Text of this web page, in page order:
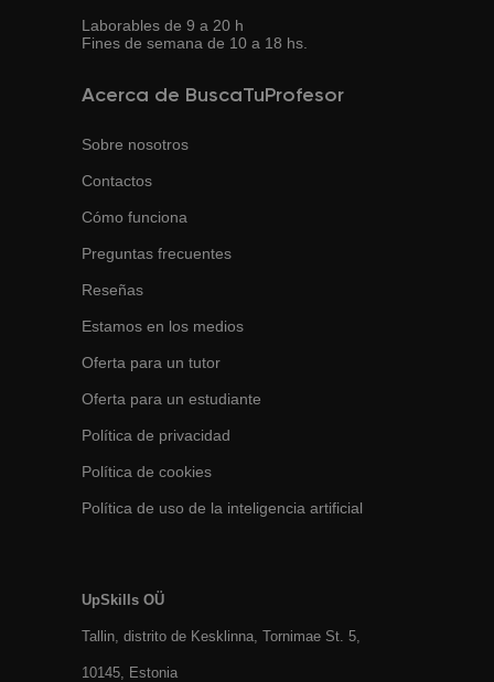
Laborables de 9 a 20 h
Fines de semana de 10 a 18 hs.
Acerca de BuscaTuProfesor
Sobre nosotros
Contactos
Cómo funciona
Preguntas frecuentes
Reseñas
Estamos en los medios
Oferta para un tutor
Oferta para un estudiante
Política de privacidad
Política de cookies
Política de uso de la inteligencia artificial
UpSkills OÜ
Tallin, distrito de Kesklinna, Tornimаe St. 5,
10145, Estonia